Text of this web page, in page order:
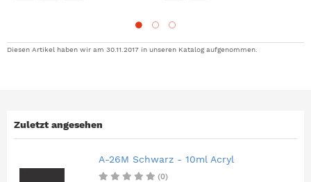
Diesen Artikel haben wir am 30.11.2017 in unseren Katalog aufgenommen.
Zuletzt angesehen
A-26M Schwarz - 10ml Acryl
(0)